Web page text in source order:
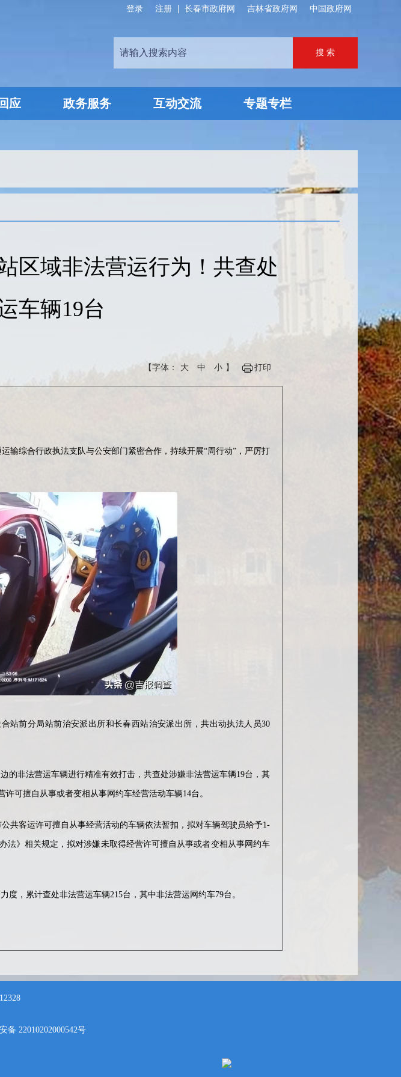
中国政府网
吉林省政府网
长春市政府网
注册
登录
应 政务服务 互动交流 专题专栏
区域非法营运行为！共查处
车辆19台
【字体： 大 中 小 】 打印
综合行政执法支队与公安部门紧密合作，持续开展“周行动”，严厉打
前分局站前治安派出所和长春西站治安派出所，共出动执法人员30
非法营运车辆进行精准有效打击，共查处涉嫌非法营运车辆19台，其
可擅自从事或者变相从事网约车经营活动车辆14台。
客运许可擅自从事经营活动的车辆依法暂扣，拟对车辆驾驶员给予1-
法》相关规定，拟对涉嫌未取得经营许可擅自从事或者变相从事网约车
，累计查处非法营运车辆215台，其中非法营运网约车79台。
备 22010202000542号